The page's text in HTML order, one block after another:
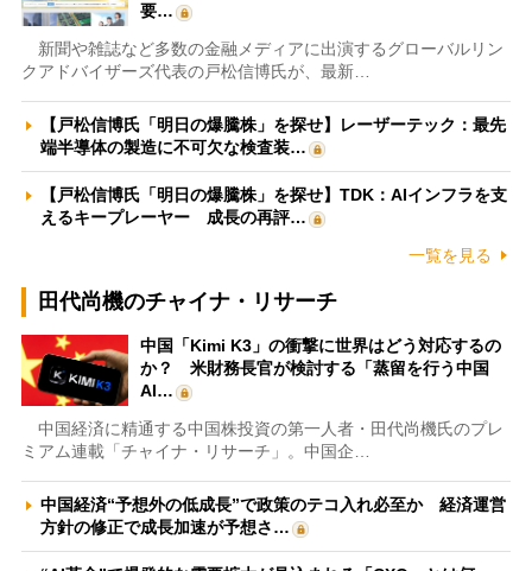
要…
新聞や雑誌など多数の金融メディアに出演するグローバルリン
クアドバイザーズ代表の戸松信博氏が、最新…
【戸松信博氏「明日の爆騰株」を探せ】レーザーテック：最先
端半導体の製造に不可欠な検査装…
【戸松信博氏「明日の爆騰株」を探せ】TDK：AIインフラを支
えるキープレーヤー 成長の再評…
一覧を見る
田代尚機のチャイナ・リサーチ
中国「Kimi K3」の衝撃に世界はどう対応するの
か？ 米財務長官が検討する「蒸留を行う中国
AI…
中国経済に精通する中国株投資の第一人者・田代尚機氏のプレ
ミアム連載「チャイナ・リサーチ」。中国企…
中国経済“予想外の低成長”で政策のテコ入れ必至か 経済運営
方針の修正で成長加速が予想さ…